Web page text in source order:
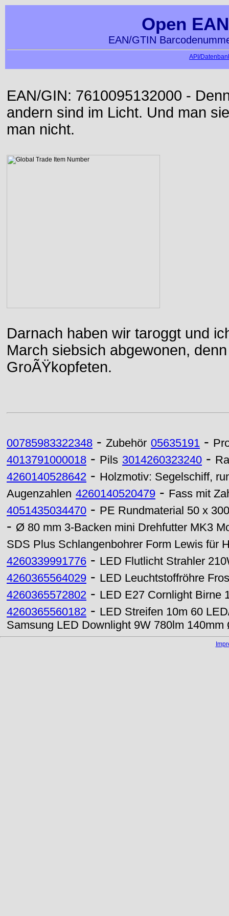
Open
EAN/GTIN
API/
EAN/GIN: 7610095132000 -
andern sind im Licht. Und man
man nicht.
Darnach haben wir taroggt und
March siebsich abgewonen,
GroÃŸkopfeten.
00785983322348 - Zubehör 05635191 -
4013791000018 - Pils 3014260323240 -
4260140528642 - Holzmotiv: Segelschiff,
Augenzahlen 4260140520479 - Fass mit
4051435034470 - PE Rundmaterial 50 x
- Ø 80 mm 3-Backen mini Drehfutter MK3
SDS Plus Schlangenbohrer Form Lewis für
4260339991776 - LED Flutlicht Strahler
4260365564029 - LED Leuchtstoffröhre
4260365572802 - LED E27 Cornlight Birne
4260365560182 - LED Streifen 10m 60
Samsung LED Downlight 9W 780lm